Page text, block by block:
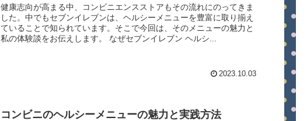
健康志向が高まる中、コンビニエンスストアもその流れにのってきま
した。中でもセブンイレブンは、ヘルシーメニューを豊富に取り揃え
ていることで知られています。そこで今回は、そのメニューの魅力と
私の体験談をお伝えします。 なぜセブンイレブン ヘルシ...
2023.10.03
コンビニのヘルシーメニューの魅力と実践方法